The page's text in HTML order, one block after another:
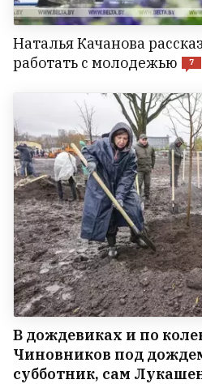
Наталья Качанова
работать с молодежью
7
В дождевиках и по
Чиновников под
субботник, сам